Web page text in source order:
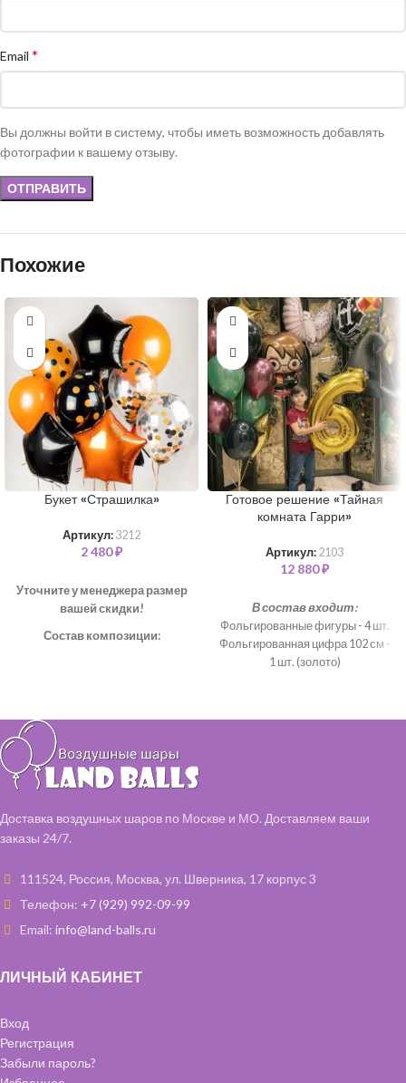
Email *
Вы должны войти в систему, чтобы иметь возможность добавлять
фотографии к вашему отзыву.
Похожие
Букет «Страшилка»
Артикул: 3212
2 480₽
Уточните у менеджера размер
вашей скидки!
Состав композиции:
Шар "Горох" 35 см – 2 шт
Готовое решение «Тайная
комната Гарри»
Артикул: 2103
12 880₽
В состав входит:
Фольгированные фигуры - 4 шт.
Фольгированная цифра 102 см -
1 шт. (золото)
Шары с обработкой 35 см - 6 шт. (
чёрные)
Доставка воздушных шаров по Москве и МО. Доставляем ваши
заказы 24/7.
111524, Россия, Москва, ул. Шверника, 17 корпус 3
Телефон: +7 (929) 992-09-99
Email: info@land-balls.ru
ЛИЧНЫЙ КАБИНЕТ
Вход
Регистрация
Забыли пароль?